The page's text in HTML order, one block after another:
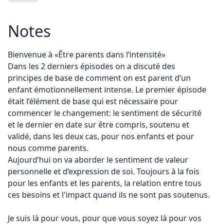
Notes
Bienvenue à «Être parents dans l’intensité»
Dans les 2 derniers épisodes on a discuté des
principes de base de comment on est parent d’un
enfant émotionnellement intense. Le premier épisode
était l’élément de base qui est nécessaire pour
commencer le changement: le sentiment de sécurité
et le dernier en date sur être compris, soutenu et
validé, dans les deux cas, pour nos enfants et pour
nous comme parents.
Aujourd’hui on va aborder le sentiment de valeur
personnelle et d’expression de soi. Toujours à la fois
pour les enfants et les parents, la relation entre tous
ces besoins et l'impact quand ils ne sont pas soutenus.
Je suis là pour vous, pour que vous soyez là pour vos